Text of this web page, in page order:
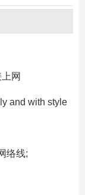
网
and with style
络线;